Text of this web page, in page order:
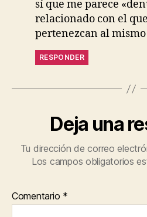
sí que me parece
relacionado con el
pertenezcan al
RESPONDER
Deja una
Tu dirección de correo
Los campos obligatorios
Comentario *